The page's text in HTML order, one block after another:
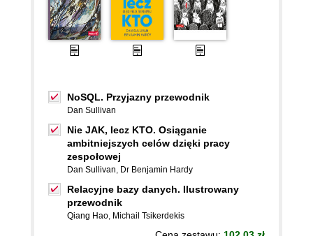
NoSQL. Przyjazny przewodnik
Dan Sullivan
Nie JAK, lecz KTO. Osiąganie
ambitniejszych celów dzięki pracy
zespołowej
Dan Sullivan, Dr Benjamin Hardy
Relacyjne bazy danych. Ilustrowany
przewodnik
Qiang Hao, Michail Tsikerdekis